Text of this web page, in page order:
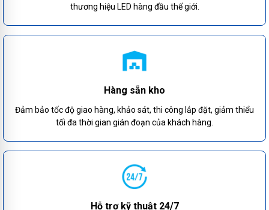
thương hiệu LED hàng đầu thế giới.
Hàng sẵn kho
Đảm bảo tốc độ giao hàng, khảo sát, thi công lắp đặt, giảm thiểu
tối đa thời gian gián đoạn của khách hàng.
Hỗ trợ kỹ thuật 24/7